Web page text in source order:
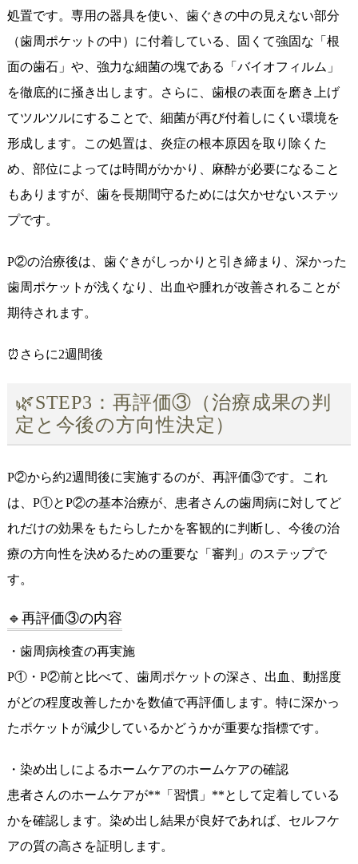
処置です。専用の器具を使い、歯ぐきの中の見えない部分
（歯周ポケットの中）に付着している、固くて強固な「根
面の歯石」や、強力な細菌の塊である「バイオフィルム」
を徹底的に掻き出します。さらに、歯根の表面を磨き上げ
てツルツルにすることで、細菌が再び付着しにくい環境を
形成します。この処置は、炎症の根本原因を取り除くた
め、部位によっては時間がかかり、麻酔が必要になること
もありますが、歯を長期間守るためには欠かせないステッ
プです。
P②の治療後は、歯ぐきがしっかりと引き締まり、深かった
歯周ポケットが浅くなり、出血や腫れが改善されることが
期待されます。
⏰さらに2週間後
🌿STEP3：再評価③（治療成果の判
定と今後の方向性決定）
P②から約2週間後に実施するのが、再評価③です。これ
は、P①とP②の基本治療が、患者さんの歯周病に対してど
れだけの効果をもたらしたかを客観的に判断し、今後の治
療の方向性を決めるための重要な「審判」のステップで
す。
🔹再評価③の内容
・歯周病検査の再実施
P①・P②前と比べて、歯周ポケットの深さ、出血、動揺度
がどの程度改善したかを数値で再評価します。特に深かっ
たポケットが減少しているかどうかが重要な指標です。
・染め出しによるホームケアのホームケアの確認
患者さんのホームケアが**「習慣」**として定着している
かを確認します。染め出し結果が良好であれば、セルフケ
アの質の高さを証明します。